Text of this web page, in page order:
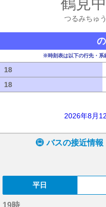
つるみちゅ
※時刻表は以下の行先・系
18
18
2026年8月
バスの接近情報
平日
19時